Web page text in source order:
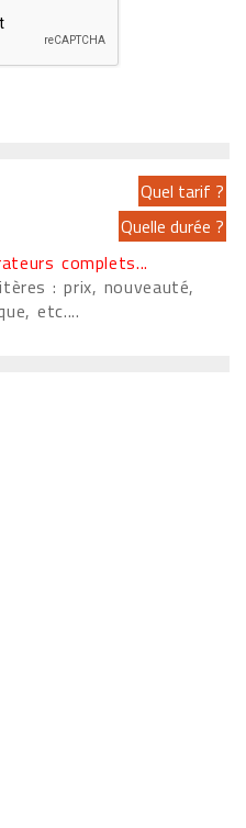
complets...
: prix, nouveauté,
etc....